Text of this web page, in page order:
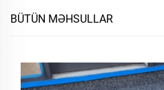
BÜTÜN MƏHSULLAR